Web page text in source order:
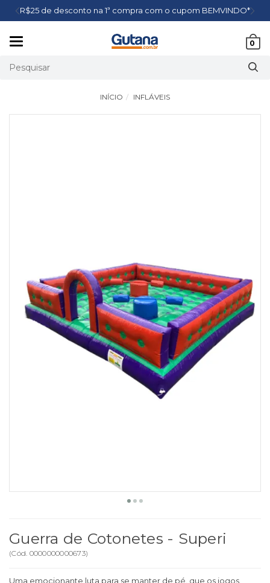
R$25 de desconto na 1ª compra com o cupom BEMVINDO*
0
INÍCIO INFLÁVEIS
Guerra de Cotonetes - Superi
(Cód. 0000000000673)
Uma emocionante luta para se manter de pé, que os jogos